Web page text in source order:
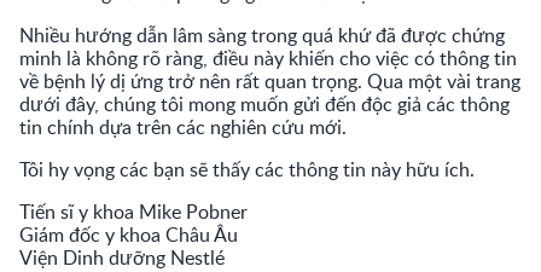
Nhiều hướng dẫn lâm sàng trong quá khứ đã được chứng
minh là không rõ ràng, điều này khiến cho việc có thông tin
về bệnh lý dị ứng trở nên rất quan trọng. Qua một vài trang
dưới đây, chúng tôi mong muốn gửi đến độc giả các thông
tin chính dựa trên các nghiên cứu mới.
Tôi hy vọng các bạn sẽ thấy các thông tin này hữu ích.
Tiến sĩ y khoa Mike Pobner
Giám đốc y khoa Châu Âu
Viện Dinh dưỡng Nestlé